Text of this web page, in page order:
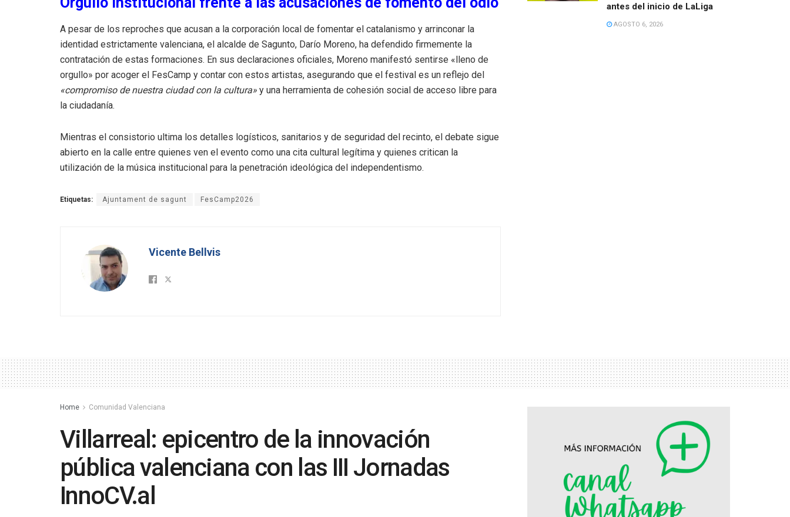
A pesar de los reproches que acusan a la corporación local de fomentar el catalanismo y arrinconar la
identidad estrictamente valenciana, el alcalde de Sagunto, Darío Moreno, ha defendido firmemente la
contratación de estas formaciones. En sus declaraciones oficiales, Moreno manifestó sentirse «lleno de
orgullo» por acoger el FesCamp y contar con estos artistas, asegurando que el festival es un reflejo del
«compromiso de nuestra ciudad con la cultura» y una herramienta de cohesión social de acceso libre para
la ciudadanía.
Mientras el consistorio ultima los detalles logísticos, sanitarios y de seguridad del recinto, el debate sigue
abierto en la calle entre quienes ven el evento como una cita cultural legítima y quienes critican la
utilización de la música institucional para la penetración ideológica del independentismo.
Etiquetas: Ajuntament de sagunt FesCamp2026
Vicente Bellvis
antes del inicio de LaLiga
AGOSTO 6, 2026
Home Comunidad Valenciana
Villarreal: epicentro de la innovación
pública valenciana con las III Jornadas
InnoCV.al